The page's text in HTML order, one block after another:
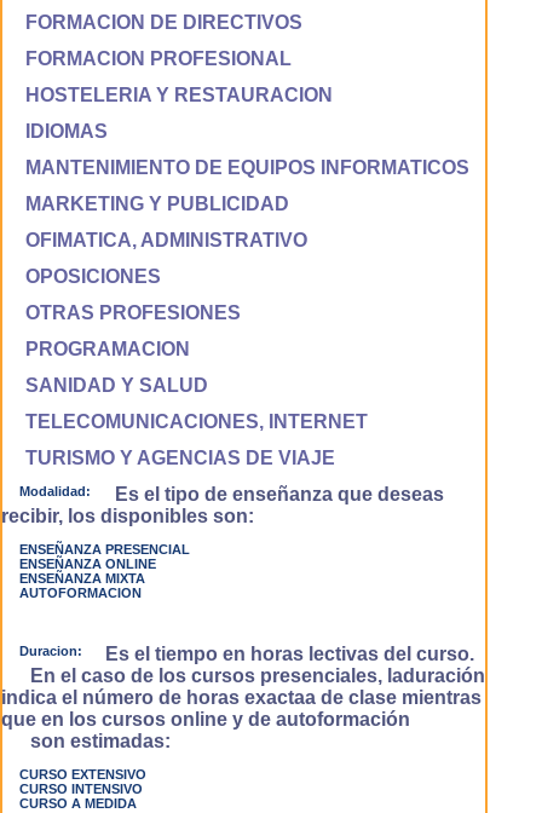
FORMACION DE DIRECTIVOS
FORMACION PROFESIONAL
HOSTELERIA Y RESTAURACION
IDIOMAS
MANTENIMIENTO DE EQUIPOS INFORMATICOS
MARKETING Y PUBLICIDAD
OFIMATICA, ADMINISTRATIVO
OPOSICIONES
OTRAS PROFESIONES
PROGRAMACION
SANIDAD Y SALUD
TELECOMUNICACIONES, INTERNET
TURISMO Y AGENCIAS DE VIAJE
Modalidad:
Es el tipo de enseñanza que deseas
recibir, los disponibles son:
ENSEÑANZA PRESENCIAL
ENSEÑANZA ONLINE
ENSEÑANZA MIXTA
AUTOFORMACION
Duracion:
Es el tiempo en horas lectivas del curso.
En el caso de los cursos presenciales, laduración
indica el número de horas exactaa de clase mientras
que en los cursos online y de autoformación
son estimadas:
CURSO EXTENSIVO
CURSO INTENSIVO
CURSO A MEDIDA